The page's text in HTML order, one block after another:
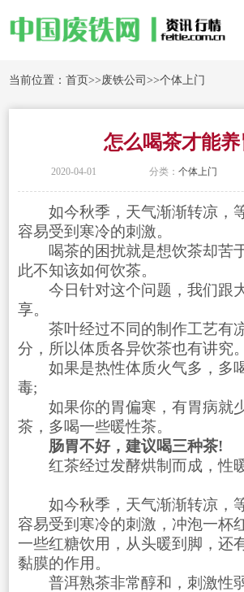
当前位置：首页>>废铁公司>>个体上门
怎么喝茶才能养
2020-04-01 分类： 个体上门
如今秋季，天气渐渐转凉，
容易受到寒冷的刺激。
喝茶的困扰就是想饮茶却苦
此不知该如何饮茶。
今日针对这个问题，我们跟
享。
茶叶经过不同的制作工艺有
分，所以体质各异饮茶也有讲究。
如果是热性体质火气多，多
毒;
如果你的胃偏寒，有胃病就
茶，多喝一些暖性茶。
肠胃不好，建议喝三种茶!
红茶经过发酵烘制而成，性暖
如今秋季，天气渐渐转凉，
容易受到寒冷的刺激，冲泡一杯
一些红糖饮用，从头暖到脚，还
黏膜的作用。
普洱熟茶非常醇和，刺激性弱